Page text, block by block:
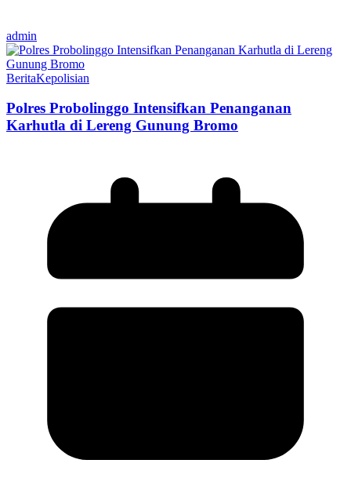
admin
BeritaKepolisian
Polres Probolinggo Intensifkan Penanganan
Karhutla di Lereng Gunung Bromo